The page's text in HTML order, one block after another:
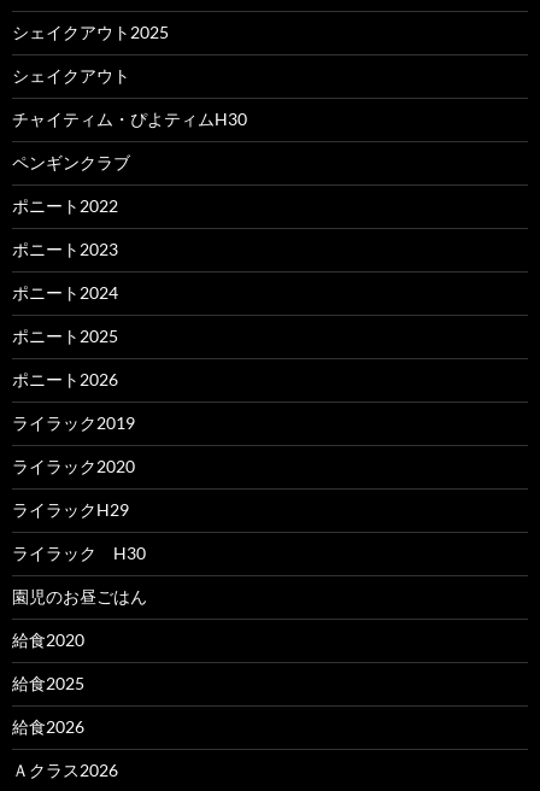
シェイクアウト2025
シェイクアウト
チャイティム・ぴよティムH30
ペンギンクラブ
ポニート2022
ポニート2023
ポニート2024
ポニート2025
ポニート2026
ライラック2019
ライラック2020
ライラックH29
ライラック H30
園児のお昼ごはん
給食2020
給食2025
給食2026
Ａクラス2026